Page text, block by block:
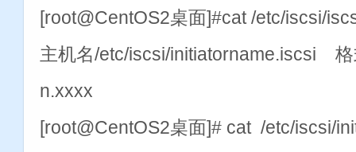
[root@CentOS2桌面]#cat /etc/iscsi/
主机名/etc/iscsi/initiatorname.iscsi
n.xxxx
[root@CentOS2桌面]# cat /etc/iscsi/